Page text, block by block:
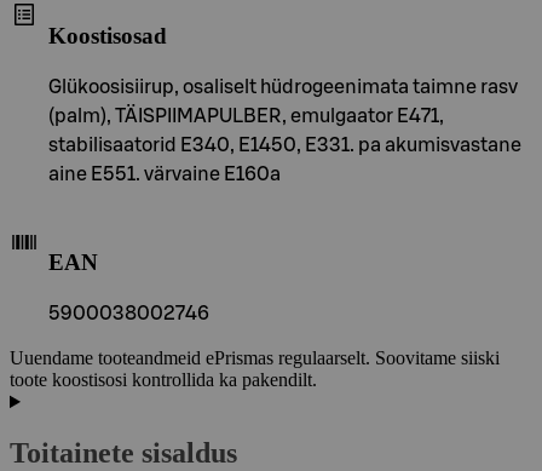
Koostisosad
Glükoosisiirup, osaliselt hüdrogeenimata taimne rasv
(palm), TÄISPIIMAPULBER, emulgaator E471,
stabilisaatorid E340, E1450, E331. pa akumisvastane
aine E551. värvaine E160a
EAN
5900038002746
Uuendame tooteandmeid ePrismas regulaarselt. Soovitame siiski
toote koostisosi kontrollida ka pakendilt.
Toitainete sisaldus